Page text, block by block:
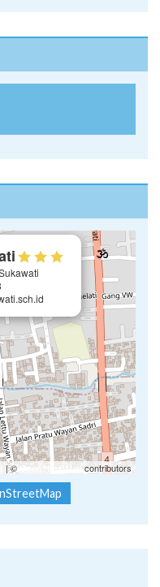
| ©OpenStreetMap contributors